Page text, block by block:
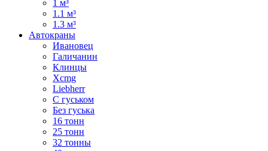
1 м³
1.1 м³
1.3 м³
Автокраны
Ивановец
Галичанин
Клинцы
Xcmg
Liebherr
С гуськом
Без гуська
16 тонн
25 тонн
32 тонны